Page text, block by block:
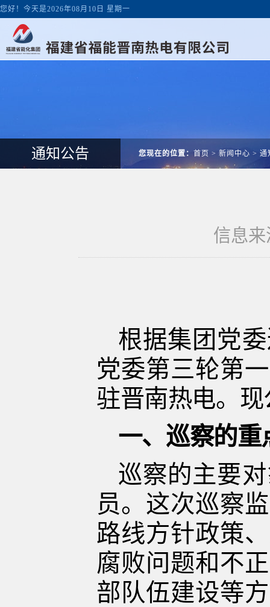
您好！今天是2026年08月10日 星期一
通知公告 您现在的位置： 首页 > 新闻中心 > 通
信息
根据集团党
党委第三轮第
驻晋南热电。
一、 巡察的重
巡察的主要
员。这次巡察
路线方针政策
腐败问题和不
部队伍建设等